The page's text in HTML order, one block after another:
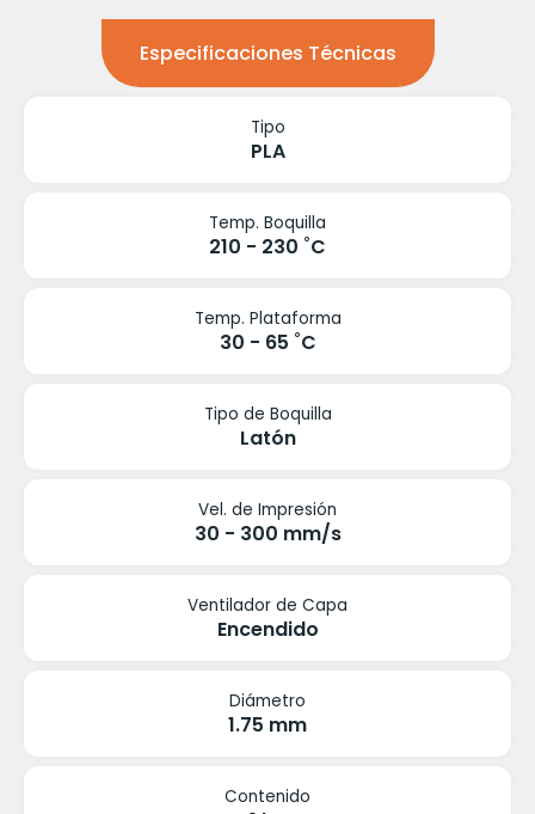
Especificaciones Técnicas
Tipo
PLA
Temp. Boquilla
210 - 230 ˚C
Temp. Plataforma
30 - 65 ˚C
Tipo de Boquilla
Latón
Vel. de Impresión
30 - 300 mm/s
Ventilador de Capa
Encendido
Diámetro
1.75 mm
Contenido